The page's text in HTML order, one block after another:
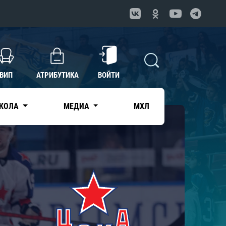
ВИП АТРИБУТИКА ВОЙТИ
МЕДИА МХЛ